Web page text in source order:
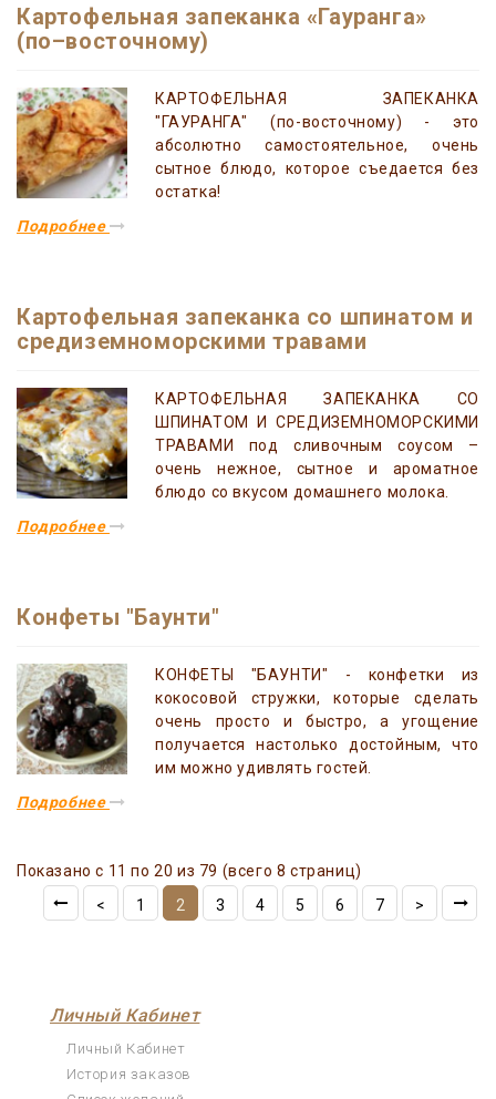
Картофельная запеканка «Гауранга»
(по–восточному)
КАРТОФЕЛЬНАЯ ЗАПЕКАНКА
"ГАУРАНГА" (по-восточному) - это
абсолютно самостоятельное, очень
сытное блюдо, которое съедается без
остатка!
Подробнее
Картофельная запеканка со шпинатом и
средиземноморскими травами
КАРТОФЕЛЬНАЯ ЗАПЕКАНКА СО
ШПИНАТОМ И СРЕДИЗЕМНОМОРСКИМИ
ТРАВАМИ под сливочным соусом –
очень нежное, сытное и ароматное
блюдо со вкусом домашнего молока.
Подробнее
Конфеты "Баунти"
КОНФЕТЫ "БАУНТИ" - конфетки из
кокосовой стружки, которые сделать
очень просто и быстро, а угощение
получается настолько достойным, что
им можно удивлять гостей.
Подробнее
Показано с 11 по 20 из 79 (всего 8 страниц)
<
1 2 3 4 5 6 7 >
Личный Кабинет
Личный Кабинет
История заказов